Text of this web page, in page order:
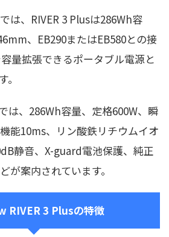
は、RIVER 3 Plusは286Wh容
、EB290またはEB580との接
量拡張できるポータブル電源と
は、286Wh容量、定格600W、瞬
能10ms、リン酸鉄リチウムイオ
静音、X-guard電池保護、純正
が案内されています。
RIVER 3 Plusの特徴